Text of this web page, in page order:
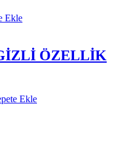
Ekle
ÖZELLİK
Ekle